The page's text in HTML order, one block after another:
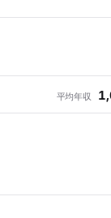
平均年収